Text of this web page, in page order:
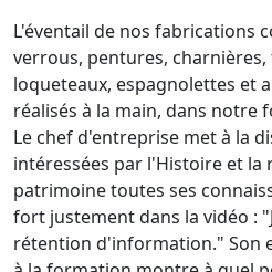
L'éventail de nos fabrications
verrous, pentures,
loqueteaux, espagnolettes et
réalisés à la main, dans notre
Le chef d'entreprise met à la
intéressées par l'Histoire et la
patrimoine toutes ses
fort justement dans la vidéo :
rétention d'information." Son